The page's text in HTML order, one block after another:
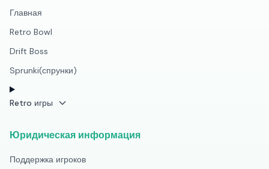
Главная
Retro Bowl
Drift Boss
Sprunki(спрунки)
Retro игры
Юридическая информация
Поддержка игроков